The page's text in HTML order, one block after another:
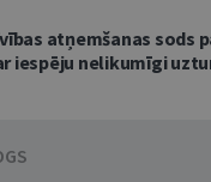
atņemšanas sods
iespēju nelikumīgi